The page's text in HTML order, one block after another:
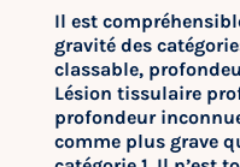
Il est
gravité des
classable,
Lésion tissulaire
profondeur
comme plus grave